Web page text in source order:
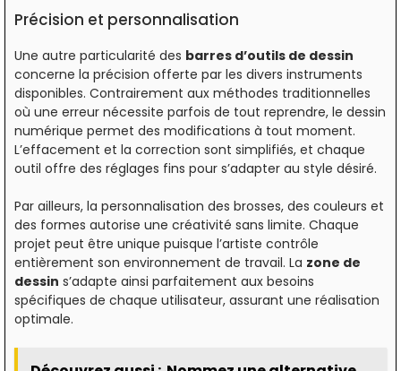
Précision et personnalisation
Une autre particularité des barres d’outils de dessin
concerne la précision offerte par les divers instruments
disponibles. Contrairement aux méthodes traditionnelles
où une erreur nécessite parfois de tout reprendre, le dessin
numérique permet des modifications à tout moment.
L’effacement et la correction sont simplifiés, et chaque
outil offre des réglages fins pour s’adapter au style désiré.
Par ailleurs, la personnalisation des brosses, des couleurs et
des formes autorise une créativité sans limite. Chaque
projet peut être unique puisque l’artiste contrôle
entièrement son environnement de travail. La zone de
dessin s’adapte ainsi parfaitement aux besoins
spécifiques de chaque utilisateur, assurant une réalisation
optimale.